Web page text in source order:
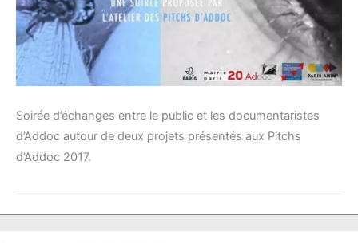
Soirée d’échanges entre le public et les documentaristes
d’Addoc autour de deux projets présentés aux Pitchs
d’Addoc 2017.